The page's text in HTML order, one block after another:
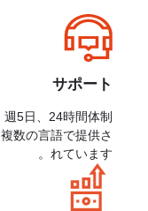
サポート
5日、24時間体制
数の言語で提供さ
れています。